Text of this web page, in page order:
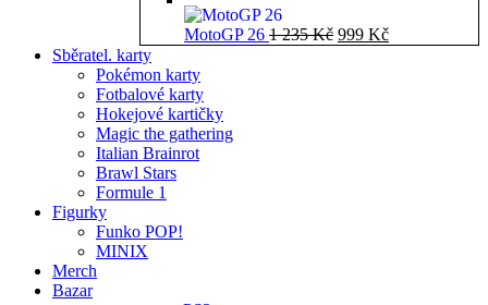
MotoGP 26 1 235Kč Původní
999 KčAktuální
Sběratel. karty
Pokémon karty
Fotbalové karty
Hokejové kartičky
Magic the gathering
Italian Brainrot
Brawl Stars
Formule 1
Figurky
Funko POP!
MINIX
Merch
Bazar